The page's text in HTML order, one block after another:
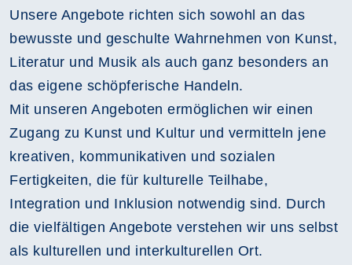
Unsere Angebote richten sich sowohl an das
bewusste und geschulte Wahrnehmen von Kunst,
Literatur und Musik als auch ganz besonders an
das eigene schöpferische Handeln.
Mit unseren Angeboten ermöglichen wir einen
Zugang zu Kunst und Kultur und vermitteln jene
kreativen, kommunikativen und sozialen
Fertigkeiten, die für kulturelle Teilhabe,
Integration und Inklusion notwendig sind. Durch
die vielfältigen Angebote verstehen wir uns selbst
als kulturellen und interkulturellen Ort.